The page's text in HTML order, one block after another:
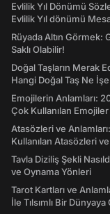
Evlilik Yıl Dönümü
Evlilik Yıl dönümü
Rüyada Altın Görmek:
Saklı Olabilir!
Doğal Taşların Merak
Hangi Doğal Taş Ne
Emojilerin Anlamları:
Çok Kullanılan
Atasözleri ve
Kullanılan Atasözleri
Tavla Diziliş Şekli
ve Oynama Yönleri
Tarot Kartları ve
İle Tılsımlı Bir Dünyaya